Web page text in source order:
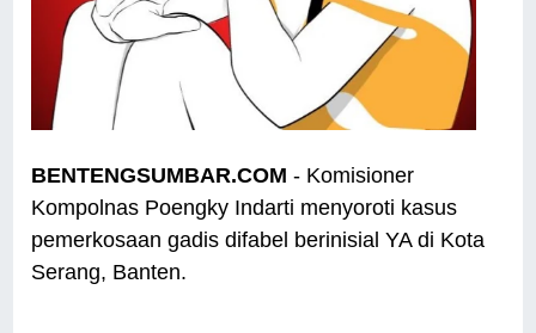
BENTENGSUMBAR.COM - Komisioner
Kompolnas Poengky Indarti menyoroti kasus
pemerkosaan gadis difabel berinisial YA di Kota
Serang, Banten.